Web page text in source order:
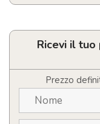
Sciarpa
quantità
Ricevi il
Prezzo